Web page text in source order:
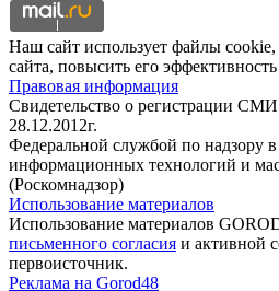
Наш сайт использует файлы
сайта, повысить его
Правовая информация
Свидетельство о регистрации
28.12.2012г.
Федеральной службой по надзору в
информационных технологий и
(Роскомнадзор)
Использование материалов
Использование материалов
письменного согласия и активной
первоисточник.
Реклама на Gorod48